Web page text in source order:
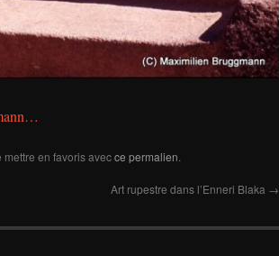
mettre en favoris avecce permalien
Art rupestre dans l’Enneri Blaka →